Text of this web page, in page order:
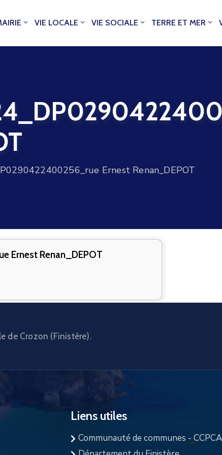
VIE LOCALE VIE SOCIALE TERRE ET MER
Ernest Renan_DEPOT
Ernest Renan_DEPOT
de Crozon (Finistère).
Liens utiles
Communauté de communes -